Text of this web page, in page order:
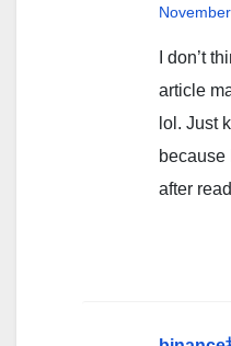
I don’t
article
lol. Just
because
after